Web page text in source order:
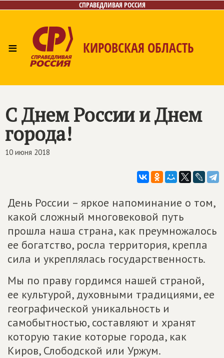
СПРАВЕДЛИВАЯ РОССИЯ
≡ КИРОВСКАЯ ОБЛАСТЬ
С Днем России и Днем
города!
10 июня 2018
День России – яркое напоминание о том,
какой сложный многовековой путь
прошла наша страна, как преумножалось
ее богатство, росла территория, крепла
сила и укреплялась государственность.
Мы по праву гордимся нашей страной,
ее культурой, духовными традициями, ее
географической уникальность и
самобытностью, составляют и хранят
которую такие которые города, как
Киров, Слободской или Уржум.